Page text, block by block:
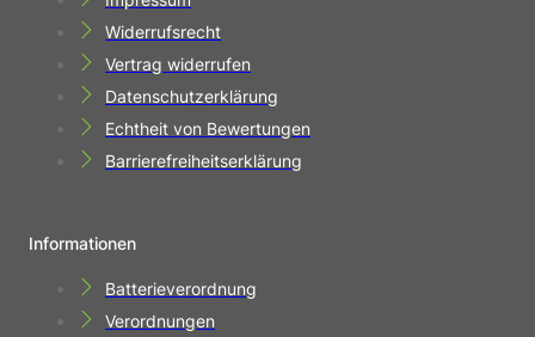
Widerrufsrecht
Vertrag widerrufen
Datenschutzerklärung
Echtheit von Bewertungen
Barrierefreiheitserklärung
Informationen
Batterieverordnung
Verordnungen